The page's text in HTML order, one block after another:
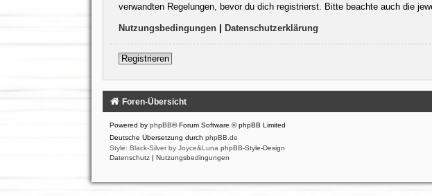
verwandten Regelungen, bevor du dich registrierst. Bitte beachte auch die
Nutzungsbedingungen| Datenschutzerklärung
Registrieren
Foren-Übersicht
Powered by phpBB® Forum Software © phpBB Limited
Deutsche Übersetzung durch phpBB.de
Style: Black-Silver by Joyce&Luna phpBB-Style-Design
Datenschutz | Nutzungsbedingungen